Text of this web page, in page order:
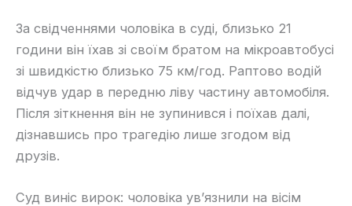
За свідченнями чоловіка в суді, близько 21
години він їхав зі своїм братом на мікроавтобусі
зі швидкістю близько 75 км/год. Раптово водій
відчув удар в передню ліву частину автомобіля.
Після зіткнення він не зупинився і поїхав далі,
дізнавшись про трагедію лише згодом від
друзів.
Суд виніс вирок: чоловіка ув’язнили на вісім